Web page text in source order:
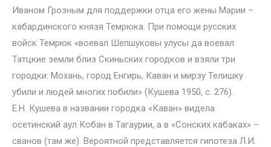
Иваном Грозным для поддержки отца его жены Марии –
кабардинского князя Темрюка. При помощи русских
войск Темрюк «воевал Шепшуковы улусы да воевал
Татцкие земли близ Скиньских городков и взяли три
городки: Мохань, город Енгирь, Каван и мирзу Телишку
убили и людей многих побили» (Кушева 1950, с. 276).
Е.Н. Кушева в названии городка «Каван» видела
осетинский аул Кобан в Тагаурии, а в «Сонских кабаках» –
сванов (там же). Вероятной представляется гипотеза Л.И.